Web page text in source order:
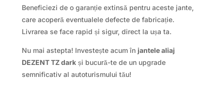
Beneficiezi de o garanție extinsă pentru aceste jante,
care acoperă eventualele defecte de fabricație.
Livrarea se face rapid și sigur, direct la ușa ta.
Nu mai astepta! Investește acum în jantele aliaj
DEZENT TZ darkși bucură-te de un upgrade
semnificativ al autoturismului tău!